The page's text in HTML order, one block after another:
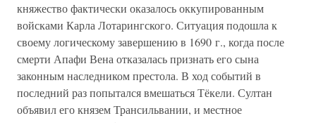
княжество фактически оказалось оккупированным
войсками Карла Лотарингского. Ситуация подошла к
своему логическому завершению в 1690 г., когда после
смерти Апафи Вена отказалась признать его сына
законным наследником престола. В ход событий в
последний раз попытался вмешаться Тёкели. Султан
объявил его князем Трансильвании, и местное